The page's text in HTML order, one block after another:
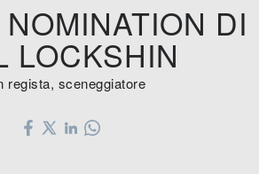
DI
LOCKSHIN
regista, sceneggiatore